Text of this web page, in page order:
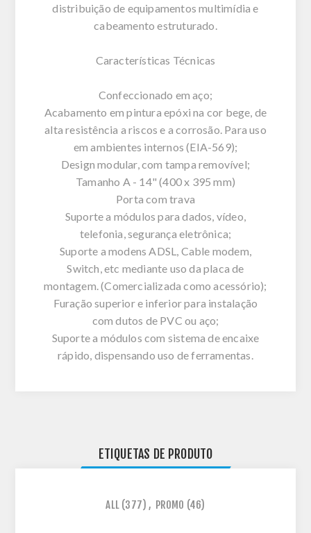
distribuição de equipamentos multimídia e
cabeamento estruturado.
Características Técnicas
Confeccionado em aço;
Acabamento em pintura epóxi na cor bege, de
alta resistência a riscos e a corrosão. Para uso
em ambientes internos (EIA-569);
Design modular, com tampa removível;
Tamanho A - 14" (400 x 395 mm)
Porta com trava
Suporte a módulos para dados, vídeo,
telefonia, segurança eletrônica;
Suporte a modens ADSL, Cable modem,
Switch, etc mediante uso da placa de
montagem. (Comercializada como acessório);
Furação superior e inferior para instalação
com dutos de PVC ou aço;
Suporte a módulos com sistema de encaixe
rápido, dispensando uso de ferramentas.
ETIQUETAS DE PRODUTO
ALL (377) , PROMO (46)